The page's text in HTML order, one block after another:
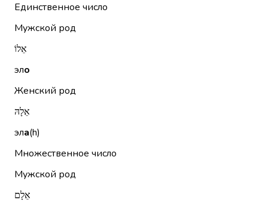
Единственное число
Мужской род
אֵלוֹ
эло
Женский род
אֵלָהּ
эла(h)
Множественное число
Мужской род
אֵלָם